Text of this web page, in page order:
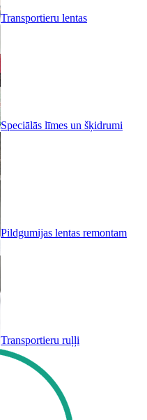
Transportieru lentas
Speciālās līmes un šķidrumi
Pildgumijas lentas remontam
Transportieru ruļļi